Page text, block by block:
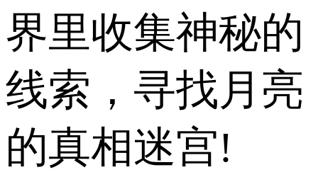
界里收集神秘的
线索，寻找月亮
的真相迷宫!